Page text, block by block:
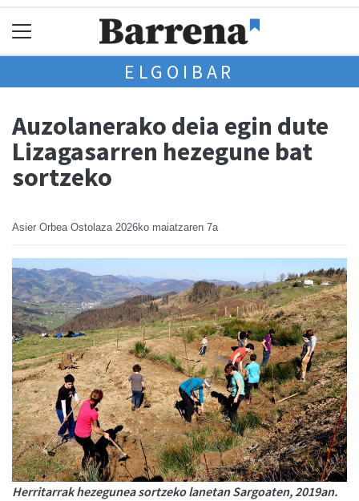
ELGOIBAR
Auzolanerako deia egin dute
Lizagasarren hezegune bat
sortzeko
Asier Orbea Ostolaza 2026ko maiatzaren 7a
Herritarrak hezegunea sortzeko lanetan Sargoaten, 2019an.